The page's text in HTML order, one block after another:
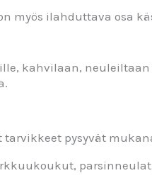
myös ilahduttava osa
kahvilaan,
pysyvät